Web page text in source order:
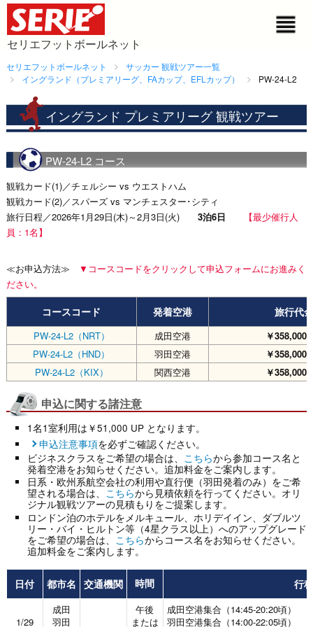
セリエフットボールネット
セリエフットボールネット
サッカー 観戦ツアー一覧
イングランド（プレミアリーグ、FAカップ、EFLカップ）
PW-24-L2
イングランド プレミアリーグ 観戦ツアー
PW-24-L2 コース
観戦カード(1)／チェルシー vs ウエストハム
観戦カード(2)／スパーズ vs マンチェスター･シティ
旅行日程／2026年1月29日(木)～2月3日(火) 3泊6日
【最少催行人
員：1名】
≪お申込方法≫
▼コースコードをクリックして申込フォームにお進みく
ださい。
コースコード 発着空港 旅行代
PW-24-L2（NRT） 成田空港 ￥358,000
PW-24-L2（HND）
羽田空港 ￥358,000
PW-24-L2（KIX）
関西空港 ￥358,000
申込に関する諸注意
1名1室利用は￥51,000 UP となります。
申込注意事項を必ずご確認ください。
ビジネスクラスをご希望の場合は、
こちらから参加コース名と
発着空港をお知らせください。追加料金をご案内します。
日系・欧州系航空会社の利用や直行便（羽田発着のみ）をご希
望される場合は、 こちらから見積依頼を行ってください。オリ
ジナル観戦ツアーの見積もりをご提案します。
ロンドン泊のホテルをメルキュール、ホリデイイン、ダブルツ
リー・バイ・ヒルトン等（4星クラス以上）へのアップグレード
をご希望の場合は、 こちらからコース名をお知らせください。
追加料金をご案内します。
日付 都市名 交通機関 時間 行程
1/29
成田
羽田
午後
または
成田空港集合（14:45-20:20頃）
羽田空港集合（14:00-22:05頃）